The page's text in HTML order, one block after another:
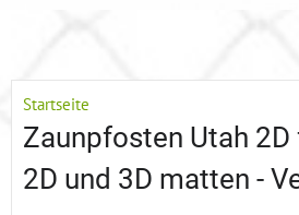
Startseite
Zaunpfosten Utah
2D und 3D matten -